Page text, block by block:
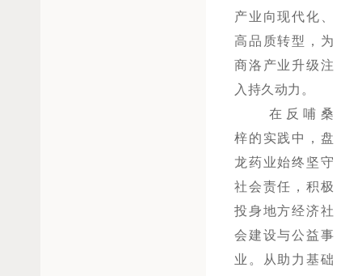
产业向现代化、
高品质转型，为
商洛产业升级注
入持久动力。
在反哺桑
梓的实践中，盘
龙药业始终坚守
社会责任，积极
投身地方经济社
会建设与公益事
业。从助力基础